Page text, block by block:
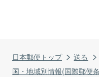
日本郵便トップ 送る
国・地域別情報(国際郵便